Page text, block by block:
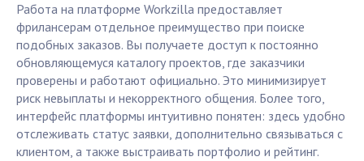
Работа на платформе Workzilla предоставляет
фрилансерам отдельное преимущество при поиске
подобных заказов. Вы получаете доступ к постоянно
обновляющемуся каталогу проектов, где заказчики
проверены и работают официально. Это минимизирует
риск невыплаты и некорректного общения. Более того,
интерфейс платформы интуитивно понятен: здесь удобно
отслеживать статус заявки, дополнительно связываться с
клиентом, а также выстраивать портфолио и рейтинг.